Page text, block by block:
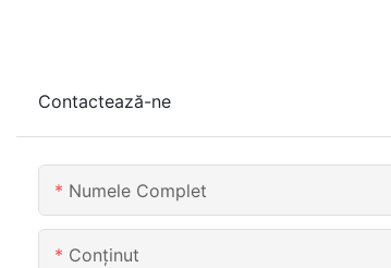
Contactează-ne
Numele Complet
Conţinut